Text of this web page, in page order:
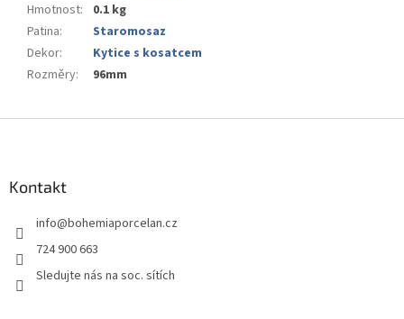
Hmotnost:
0.1 kg
Patina:
Staromosaz
Dekor:
Kytice s kosatcem
Rozměry: 96mm
Kontakt
info@bohemiaporcelan.cz
724 900 663
Sledujte nás na soc. sítích